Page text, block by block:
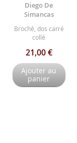
Diego De
Simancas
Broché, dos carré
collé
21,00 €
Ajouter au
panier